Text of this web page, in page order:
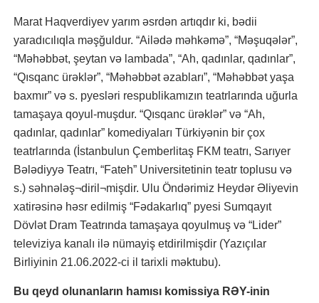
Marat Haqverdiyev yarım əsrdən artıqdır ki, bədii
yaradıcılıqla məşğuldur. “Ailədə məhkəmə”, “Məşuqələr”,
“Məhəbbət, şeytan və lambada”, “Ah, qadınlar, qadınlar”,
“Qısqanc ürəklər”, “Məhəbbət əzabları”, “Məhəbbət yaşa
baxmır” və s. pyesləri respublikamızın teatrlarında uğurla
tamaşaya qoyul-muşdur. “Qısqanc ürəklər” və “Ah,
qadınlar, qadınlar” komediyaları Türkiyənin bir çox
teatrlarında (İstanbulun Çemberlitaş FKM teatrı, Sarıyer
Bələdiyyə Teatrı, “Fateh” Universitetinin teatr toplusu və
s.) səhnələş¬diril¬mişdir. Ulu Öndərimiz Heydər Əliyevin
xatirəsinə həsr edilmiş “Fədakarlıq” pyesi Sumqayıt
Dövlət Dram Teatrında tamaşaya qoyulmuş və “Lider”
televiziya kanalı ilə nümayiş etdirilmişdir (Yazıçılar
Birliyinin 21.06.2022-ci il tarixli məktubu).
Bu qeyd olunanların hamısı komissiya RƏY-inin